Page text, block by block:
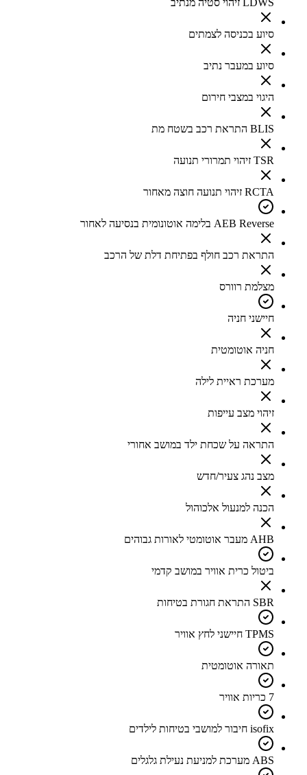
LDWS זיהוי סטיה מנתיב
סיוע בכניסה לצמתים
סיוע במעבר נתיב
היגוי במצבי חירום
BLIS התראת רכב בשטח מת
TSR זיהוי תמרורי תנועה
RCTA זיהוי תנועה חוצה מאחור
AEB Reverse בלימה אוטונומית בנסיעה לאחור
התראת רכב חולף בפתיחת דלת של הרכב
מצלמת רוורס
חיישני חניה
חניה אוטומטית
מערכת ראיית לילה
זיהוי מצב עייפות
התראה על שכחת ילד במושב אחורי
מצב נהג צעיר/חדש
הכנה למנעול אלכוהול
AHB מעבר אוטומטי לאורות גבוהים
ביטול כרית אוויר במושב קדמי
SBR התראת חגורת בטיחות
TPMS חיישני לחץ אוויר
תאורה אוטומטית
7 כריות אוויר
isofix חיבור למושבי בטיחות לילדים
ABS מערכת למניעת נעילת גלגלים